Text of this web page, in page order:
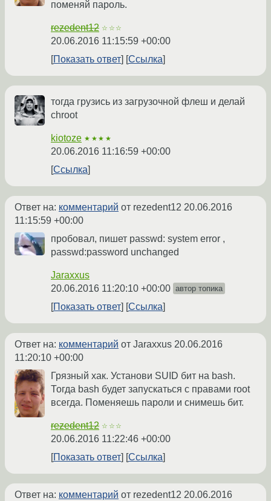
поменяй пароль.
rezedent12 ☆☆☆
20.06.2016 11:15:59 +00:00
Показать ответ
Ссылка
тогда грузись из загрузочной флеш и делай
chroot
kiotoze ★★★★
20.06.2016 11:16:59 +00:00
Ссылка
Ответ на: комментарий от rezedent12 20.06.2016
11:15:59 +00:00
пробовал, пишет passwd: system error ,
passwd:password unchanged
Jaraxxus
20.06.2016 11:20:10 +00:00 автор топика
Показать ответ Ссылка
Ответ на: комментарий от Jaraxxus 20.06.2016
11:20:10 +00:00
Грязный хак. Установи SUID бит на bash.
Тогда bash будет запускаться с правами root
всегда. Поменяешь пароли и снимешь бит.
rezedent12 ☆☆☆
20.06.2016 11:22:46 +00:00
Показать ответ
Ссылка
Ответ на: комментарий от rezedent12 20.06.2016